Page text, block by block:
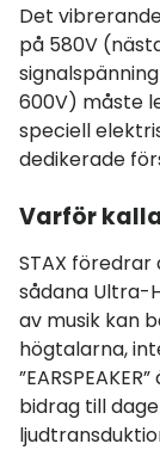
Det
på 580V
600V) måste
speciell
dedikerade
Varför
STAX föredrar
sådana Ultra-
av musik kan
högtalarna,
bidrag till